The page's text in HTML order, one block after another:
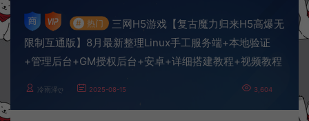
# 热门
三网H5游戏【复古魔力归来H5高爆无
限制互通版】8月最新整理Linux手工服务端+本地验证
+管理后台+GM授权后台+安卓+详细搭建教程+视频教程
冷雨泽ღ 2025-08-15 3,604